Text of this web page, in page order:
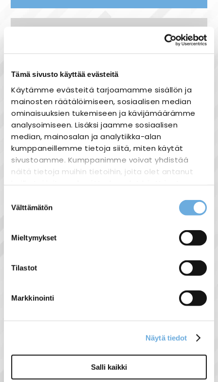
Tämä sivusto käyttää evästeitä
Käytämme evästeitä tarjoamamme sisällön ja
mainosten räätälöimiseen, sosiaalisen median
ominaisuuksien tukemiseen ja kävijämäärämme
analysoimiseen. Lisäksi jaamme sosiaalisen
median, mainosalan ja analytiikka-alan
kumppaneillemme tietoja siitä, miten käytät
sivustoamme. Kumppanimme voivat yhdistää
näitä tietoja muihin tietoihin, joita olet antanut
heille tai joita on kerätty, kun olet käyttänyt
valinta
Välttämätön
Mieltymykset
Tilastot
Markkinointi
Näytä tiedot
Salli kaikki
RJ45-RJ45 -laitekaapeli, jossa on valetut
murtosuojat ovat kapeita, joten ne
mahtuvat hyvin kytkinportteihin.
Laitekaapelit on myös helppo asentaa
rasioihin, joissa liittimet ovat normaalia
syvemmällä. Murtosuojaus on tukeva eikä
irtoa, vaikka kaapeleita taivutetaan. Näistä
laitekaapeleista käytetään myös nimeä
ethernetkaapeli.
ATK kaapelit tuoteryhmästä